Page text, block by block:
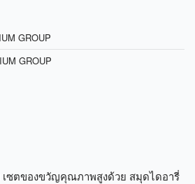
GROUP
GROUP
เซตของขวัญคุณภาพสูงด้วย สมุดไดอารี่